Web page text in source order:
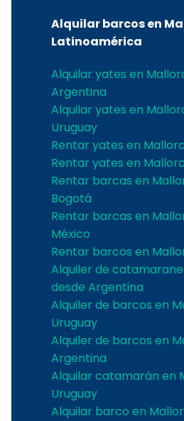
Alquilar barcos en
Latinoamérica
Alquilar yates en
Argentina
Alquilar yates en
Uruguay
Rentar yates en
Rentar yates en
Rentar barcas en
Bogotá
Rentar barcas en
México
Rentar barcos en
Alquiler de
desde Argentina
Alquiler de barcos en
Uruguay
Alquiler de barcos en
Argentina
Alquilar catamarán en
Uruguay
Alquilar barco en